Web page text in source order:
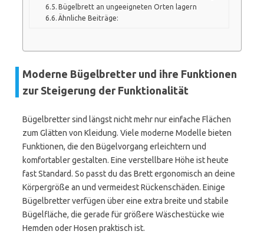
Bügelbrett an ungeeigneten Orten lagern
Ähnliche Beiträge:
Moderne Bügelbretter und ihre Funktionen
zur Steigerung der Funktionalität
Bügelbretter sind längst nicht mehr nur einfache Flächen
zum Glätten von Kleidung. Viele moderne Modelle bieten
Funktionen, die den Bügelvorgang erleichtern und
komfortabler gestalten. Eine verstellbare Höhe ist heute
fast Standard. So passt du das Brett ergonomisch an deine
Körpergröße an und vermeidest Rückenschäden. Einige
Bügelbretter verfügen über eine extra breite und stabile
Bügelfläche, die gerade für größere Wäschestücke wie
Hemden oder Hosen praktisch ist.